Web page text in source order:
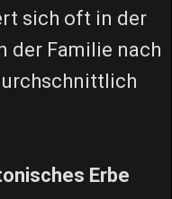
sich oft in der
der Familie nach
Erbe